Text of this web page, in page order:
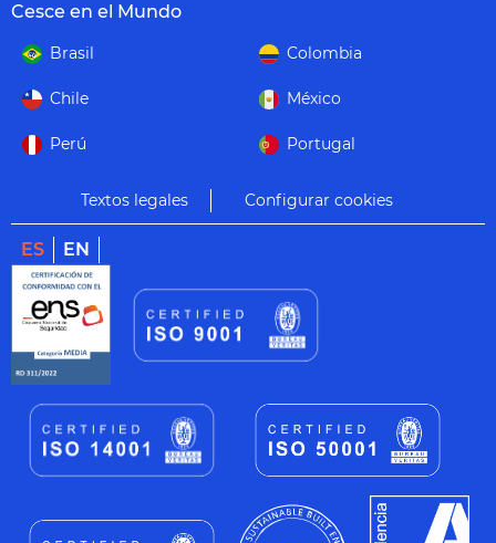
Cesce en el Mundo
Brasil Colombia
Chile México
Perú Portugal
Textos legales Configurar cookies
ES EN